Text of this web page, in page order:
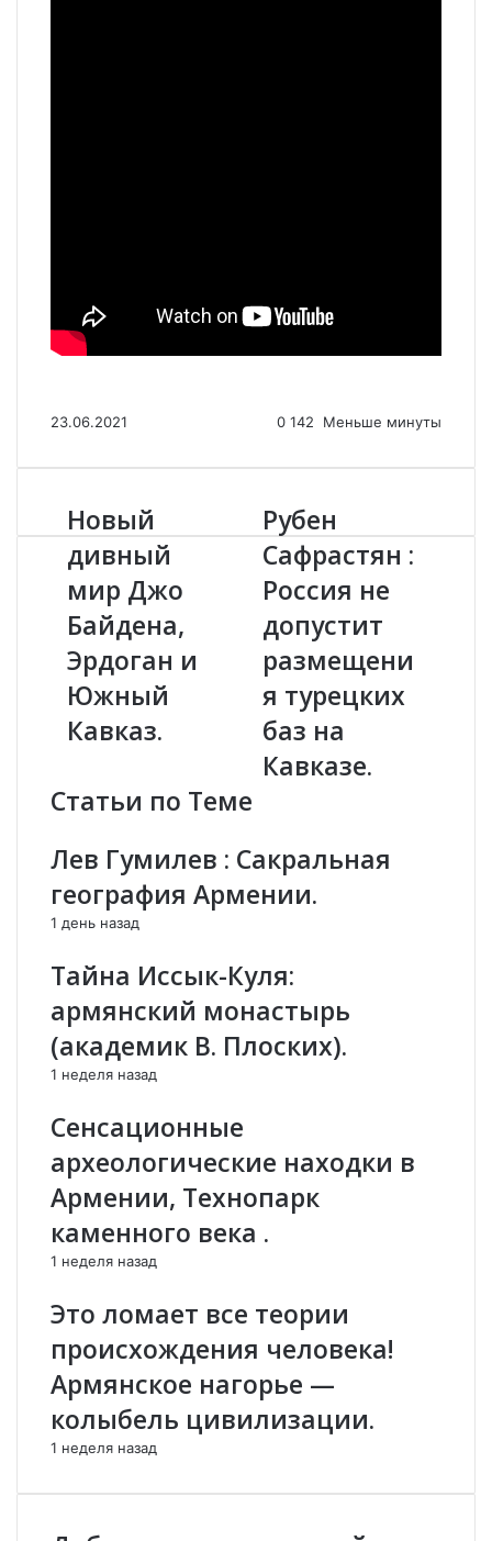
23.06.2021 0 142 Меньше минуты
Н
о
в
ы
й
д
и
в
н
ы
й
р
ж
Б
а
д
н
а
д
о
г
а
н
Ю
н
ы
й
К
а
к
Новый
дивный
мир Джо
Байдена,
Эрдоган и
Южный
Кавказ.
Р
у
б
е
н
С
а
ф
р
а
с
т
Р
с
я
е
д
т
т
е
щ
н
и
Рубен
Сафрастян :
Россия не
допустит
размещени
я турецких
баз на
Кавказе.
Статьи по Теме
Лев Гумилев : Сакральная
география Армении.
1 день назад
Тайна Иссык-Куля:
армянский монастырь
(академик В. Плоских).
1 неделя назад
Сенсационные
археологические находки в
Армении, Технопарк
каменного века .
1 неделя назад
Это ломает все теории
происхождения человека!
Армянское нагорье —
колыбель цивилизации.
1 неделя назад